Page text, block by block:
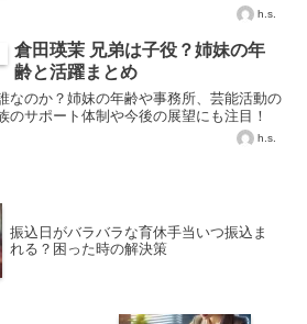
解説。適切な対応で相手に届く可能性を
h.s.
倉田瑛茉 兄弟は子役？姉妹の年
齢と活躍まとめ
なのか？姉妹の年齢や事務所、芸能活動の
のサポート体制や今後の展望にも注目！
h.s.
振込日がバラバラな育休手当いつ振込ま
れる？困った時の解決策